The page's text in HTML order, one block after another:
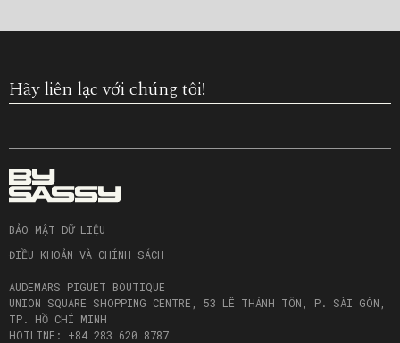
Hãy liên lạc với chúng tôi!
BẢO MẬT DỮ LIỆU
ĐIỀU KHOẢN VÀ CHÍNH SÁCH
AUDEMARS PIGUET BOUTIQUE
UNION SQUARE SHOPPING CENTRE, 53 LÊ THÁNH TÔN, P. SÀI GÒN,
TP. HỒ CHÍ MINH
HOTLINE: +84 283 620 8787